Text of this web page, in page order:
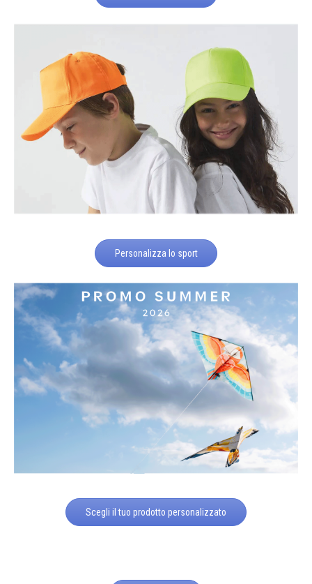
Personalizza lo sport
Scegli il tuo prodotto personalizzato